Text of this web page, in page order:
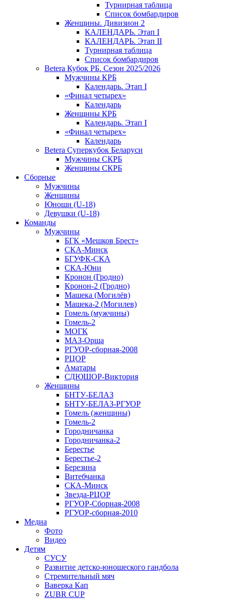
Турнирная таблица
Список бомбардиров
Женщины. Дивизион 2
КАЛЕНДАРЬ. Этап I
КАЛЕНДАРЬ. Этап II
Турнирная таблица
Список бомбардиров
Betera Кубок РБ. Сезон 2025/2026
Мужчины КРБ
Календарь. Этап I
«Финал четырех»
Календарь
Женщины КРБ
Календарь. Этап I
«Финал четырех»
Календарь
Betera Суперкубок Беларуси
Мужчины СКРБ
Женщины СКРБ
Сборные
Мужчины
Женщины
Юноши (U-18)
Девушки (U-18)
Команды
Мужчины
БГК «Мешков Брест»
СКА-Минск
БГУФК-СКА
СКА-Юни
Кронон (Гродно)
Кронон-2 (Гродно)
Машека (Могилёв)
Машека-2 (Могилев)
Гомель (мужчины)
Гомель-2
МОГК
МАЗ-Орша
РГУОР-сборная-2008
РЦОР
Аматары
СДЮШОР-Виктория
Женщины
БНТУ-БЕЛАЗ
БНТУ-БЕЛАЗ-РГУОР
Гомель (женщины)
Гомель-2
Городничанка
Городничанка-2
Берестье
Берестье-2
Березина
Витебчанка
СКА-Минск
Звезда-РЦОР
РГУОР-Сборная-2008
РГУОР-сборная-2010
Медиа
Фото
Видео
Детям
СУСУ
Развитие детско-юношеского гандбола
Стремительный мяч
Ваверка Кап
ZUBR CUP